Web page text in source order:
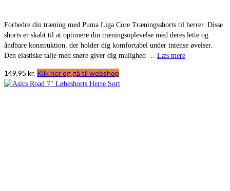
Forbedre din træning med Puma Liga Core Træningsshorts til herrer. Disse
shorts er skabt til at optimere din træningsoplevelse med deres lette og
åndbare konstruktion, der holder dig komfortabel under intense øvelser.
Den elastiske talje med snøre giver dig mulighed … Læs mere
149,95 kr. Klik her og gå til webshop